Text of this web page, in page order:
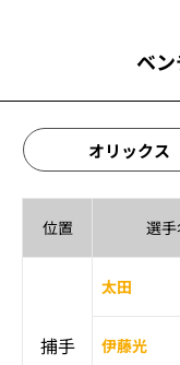
ベ
オリックス
位置 選手
捕手
太田
伊藤光